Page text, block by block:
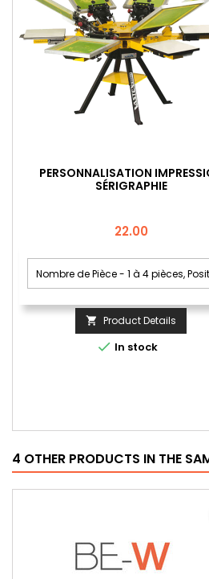
PERSONNALISATION
SÉRIGRAPHIE
Price
22.00
 Product Details
 In stock
4 OTHER PRODUCTS IN THE